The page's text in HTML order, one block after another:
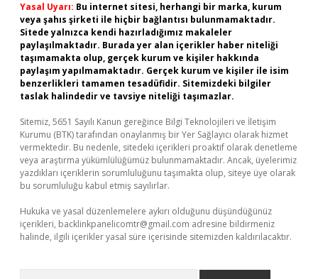
Yasal Uyarı: Bu internet sitesi, herhangi bir marka, kurum
veya şahıs şirketi ile hiçbir bağlantısı bulunmamaktadır.
Sitede yalnızca kendi hazırladığımız makaleler
paylaşılmaktadır. Burada yer alan içerikler haber niteliği
taşımamakta olup, gerçek kurum ve kişiler hakkında
paylaşım yapılmamaktadır. Gerçek kurum ve kişiler ile isim
benzerlikleri tamamen tesadüfidir. Sitemizdeki bilgiler
taslak halindedir ve tavsiye niteliği taşımazlar.
Sitemiz, 5651 Sayılı Kanun gereğince Bilgi Teknolojileri ve İletişim
Kurumu (BTK) tarafından onaylanmış bir Yer Sağlayıcı olarak hizmet
vermektedir. Bu nedenle, sitedeki içerikleri proaktif olarak denetleme
veya araştırma yükümlülüğümüz bulunmamaktadır. Ancak, üyelerimiz
yazdıkları içeriklerin sorumluluğunu taşımakta olup, siteye üye olarak
bu sorumluluğu kabul etmiş sayılırlar.
Hukuka ve yasal düzenlemelere aykırı olduğunu düşündüğünüz
içerikleri, backlinkpanelicomtr@gmail.com adresine bildirmeniz
halinde, ilgili içerikler yasal süre içerisinde sitemizden kaldırılacaktır.